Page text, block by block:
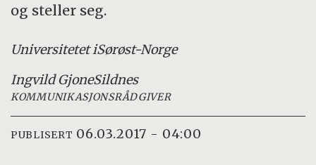
og steller seg.
Universitetet iSørøst-Norge
Ingvild GjoneSildnes
KOMMUNIKASJONSRÅDGIVER
PUBLISERT 06.03.2017 - 04:00